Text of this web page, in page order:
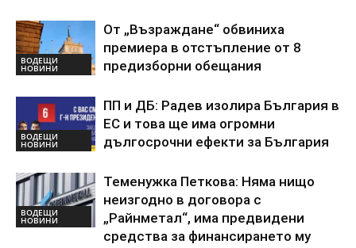
ВОДЕЩИ
НОВИНИ
От „Възраждане“ обвиниха
премиера в отстъпление от 8
предизборни обещания
ВОДЕЩИ
НОВИНИ
ПП и ДБ: Радев изолира България в
ЕС и това ще има огромни
дългосрочни ефекти за България
ВОДЕЩИ
НОВИНИ
Теменужка Петкова: Няма нищо
неизгодно в договора с
„Райнметал“, има предвидени
средства за финансирането му